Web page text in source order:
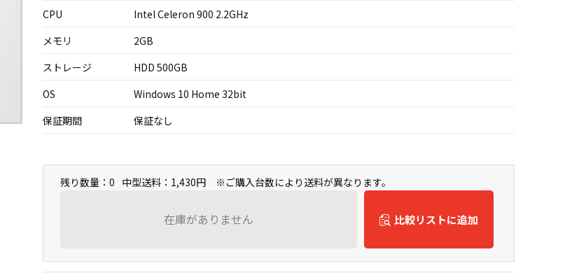
CPU
Intel Celeron 900 2.2GHz
メモリ
2GB
ストレージ
HDD 500GB
OS
Windows 10 Home 32bit
保証期間
保証なし
残り数量：0 中型送料：1,430円 ※ご購入台数により送料が異なります。
在庫がありません 比較リストに追加